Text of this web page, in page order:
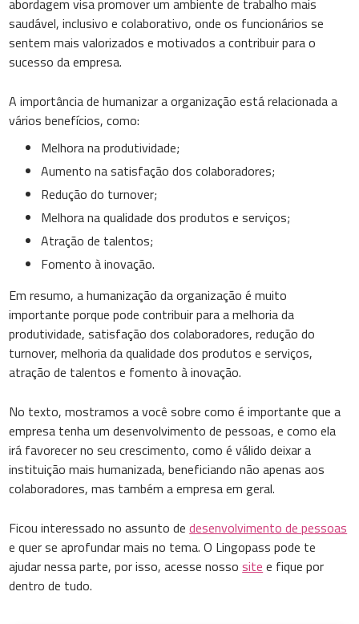
abordagem visa promover um ambiente de trabalho mais
saudável, inclusivo e colaborativo, onde os funcionários se
sentem mais valorizados e motivados a contribuir para o
sucesso da empresa.
A importância de humanizar a organização está relacionada a
vários benefícios, como:
Melhora na produtividade;
Aumento na satisfação dos colaboradores;
Redução do turnover;
Melhora na qualidade dos produtos e serviços;
Atração de talentos;
Fomento à inovação.
Em resumo, a humanização da organização é muito
importante porque pode contribuir para a melhoria da
produtividade, satisfação dos colaboradores, redução do
turnover, melhoria da qualidade dos produtos e serviços,
atração de talentos e fomento à inovação.
No texto, mostramos a você sobre como é importante que a
empresa tenha um desenvolvimento de pessoas, e como ela
irá favorecer no seu crescimento, como é válido deixar a
instituição mais humanizada, beneficiando não apenas aos
colaboradores, mas também a empresa em geral.
Ficou interessado no assunto dedesenvolvimento de pessoas
e quer se aprofundar mais no tema. O Lingopass pode te
ajudar nessa parte, por isso, acesse nossosite e fique por
dentro de tudo.